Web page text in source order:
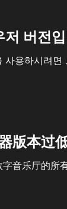
저 버전
용하시려
版本过
音乐厅的所有